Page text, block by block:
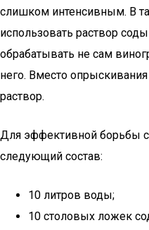
слишком интенсивным. В
использовать раствор
обрабатывать не сам
него. Вместо
раствор.
Для эффективной борьбы
следующий состав:
10 литров воды;
10 столовых ложек